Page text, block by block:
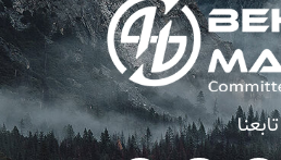
تابعنا